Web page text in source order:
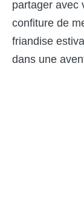
partager avec
confiture de
friandise
dans une